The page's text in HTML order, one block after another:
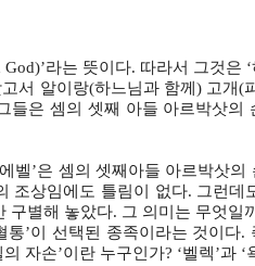
라는 뜻이다. 따라서 그것은
서 알이랑(하느님과 함께) 고개(
은 셈의 셋째 아들 아르박삿의
벨’은 셈의 셋째아들 아르박삿의
조상임에도 틀림이 없다. 그런데
구별해 놓았다. 그 의미는 무엇일
’이 선택된 종족이라는 것이다.
자손’이란 누구인가? ‘벨렉’과 ‘